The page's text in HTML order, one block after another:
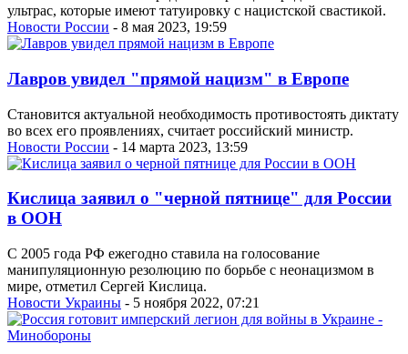
ультрас, которые имеют татуировку с нацистской свастикой.
Новости России - 8 мая 2023, 19:59
Лавров увидел "прямой нацизм" в Европе
Становится актуальной необходимость противостоять диктату
во всех его проявлениях, считает российский министр.
Новости России - 14 марта 2023, 13:59
Кислица заявил о "черной пятнице" для России
в ООН
С 2005 года РФ ежегодно ставила на голосование
манипуляционную резолюцию по борьбе с неонацизмом в
мире, отметил Сергей Кислица.
Новости Украины - 5 ноября 2022, 07:21